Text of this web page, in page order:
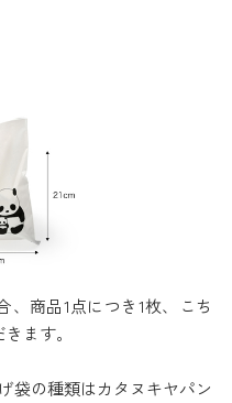
商品1点につき1枚、こち
ます。
袋の種類はカタヌキヤパン